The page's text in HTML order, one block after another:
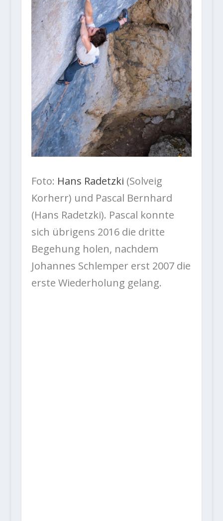
Foto: Hans Radetzki (Solveig
Korherr) und Pascal Bernhard
(Hans Radetzki). Pascal konnte
sich übrigens 2016 die dritte
Begehung holen, nachdem
Johannes Schlemper erst 2007 die
erste Wiederholung gelang.